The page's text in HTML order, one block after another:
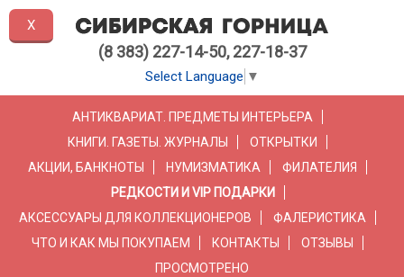
(8 383) 227-14-50, 227-18-37
Select Language ▼
АНТИКВАРИАТ. ПРЕДМЕТЫ ИНТЕРЬЕРА
КНИГИ. ГАЗЕТЫ. ЖУРНАЛЫ
ОТКРЫТКИ
АКЦИИ, БАНКНОТЫ
НУМИЗМАТИКА
ФИЛАТЕЛИЯ
РЕДКОСТИ И VIP ПОДАРКИ
АКСЕССУАРЫ ДЛЯ КОЛЛЕКЦИОНЕРОВ
ФАЛЕРИСТИКА
ЧТО И КАК МЫ ПОКУПАЕМ
КОНТАКТЫ
ОТЗЫВЫ
ПРОСМОТРЕНО
X